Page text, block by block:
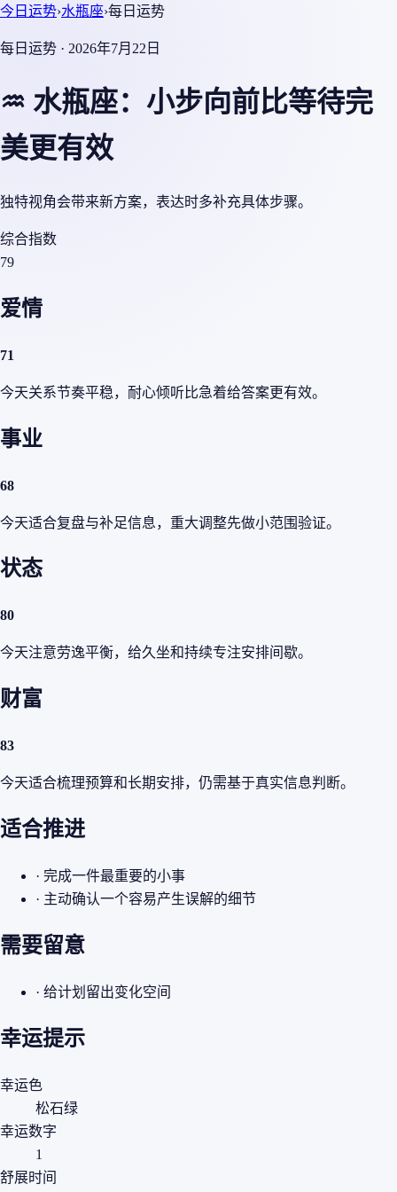
今日运势›水瓶座›每日运势
每日运势 · 2026年7月22日
♒ 水瓶座：小步向前比等待完
美更有效
独特视角会带来新方案，表达时多补充具体步骤。
综合指数
79
爱情
71
今天关系节奏平稳，耐心倾听比急着给答案更有效。
事业
68
今天适合复盘与补足信息，重大调整先做小范围验证。
状态
80
今天注意劳逸平衡，给久坐和持续专注安排间歇。
财富
83
今天适合梳理预算和长期安排，仍需基于真实信息判断。
适合推进
· 完成一件最重要的小事
· 主动确认一个容易产生误解的细节
需要留意
· 给计划留出变化空间
幸运提示
幸运色
松石绿
幸运数字
1
舒展时间